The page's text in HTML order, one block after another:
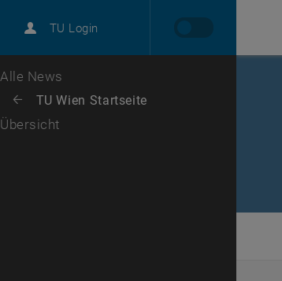
TU Login
Karriere
Zur 1. Menü Ebene
Alle News
Zurück: Subseiten von TU Wien Startseite auflisten
Zurück zur letzten Ebene:
TU Wien Startseite
Übersicht